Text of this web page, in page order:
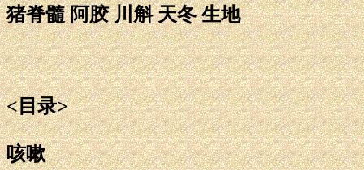
猪脊髓 阿胶 川斛 天冬 生地
<目录>
咳嗽